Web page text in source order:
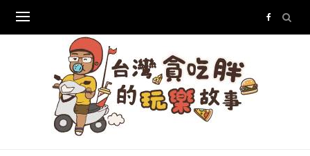
content